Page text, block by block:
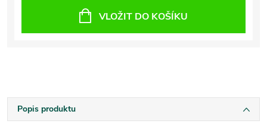
VLOŽIT DO KOŠÍKU
Popis produktu